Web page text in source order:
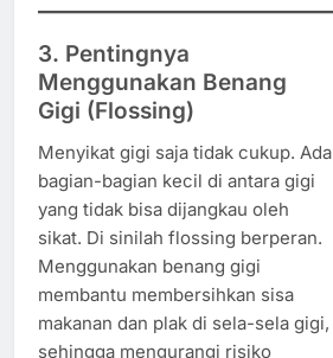
3. Pentingnya
Menggunakan Benang
Gigi (Flossing)
Menyikat gigi saja tidak cukup. Ada
bagian-bagian kecil di antara gigi
yang tidak bisa dijangkau oleh
sikat. Di sinilah flossing berperan.
Menggunakan benang gigi
membantu membersihkan sisa
makanan dan plak di sela-sela gigi,
sehingga mengurangi risiko